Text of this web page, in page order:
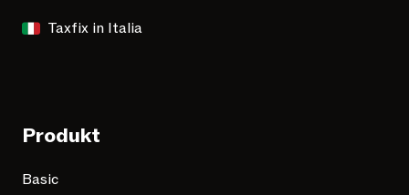
Taxfix in Italia
Produkt
Basic